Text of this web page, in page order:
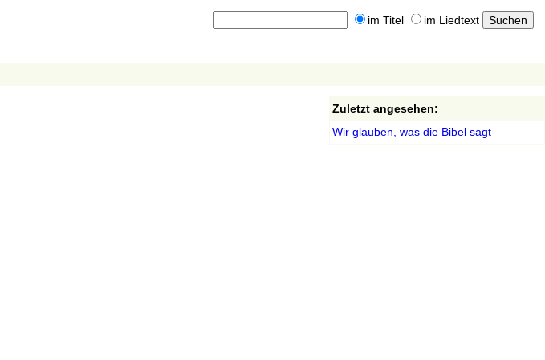
im Titel im Liedtext
Zuletzt angesehen:
Wir glauben, was die Bibel sagt